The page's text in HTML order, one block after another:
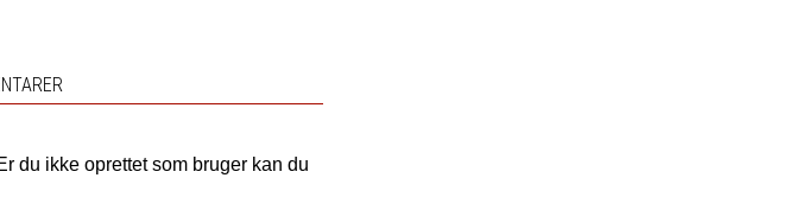
du ikke oprettet som bruger kan du